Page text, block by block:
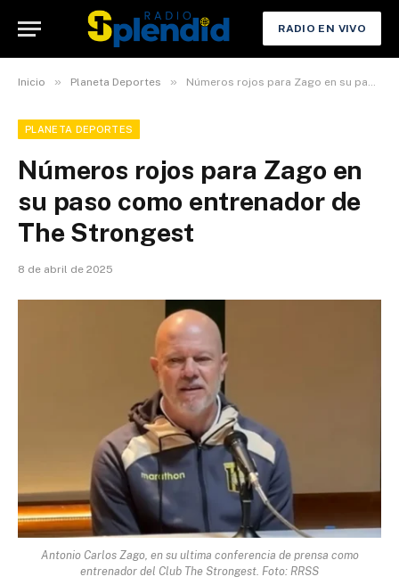
RADIO EN VIVO
Inicio » Planeta Deportes » Números rojos para Zago en su paso como entrenador de The Strongest
PLANETA DEPORTES
Números rojos para Zago en
su paso como entrenador de
The Strongest
8 de abril de 2025
Antonio Carlos Zago, en su ultima conferencia de prensa como
entrenador del Club The Strongest. Foto: RRSS